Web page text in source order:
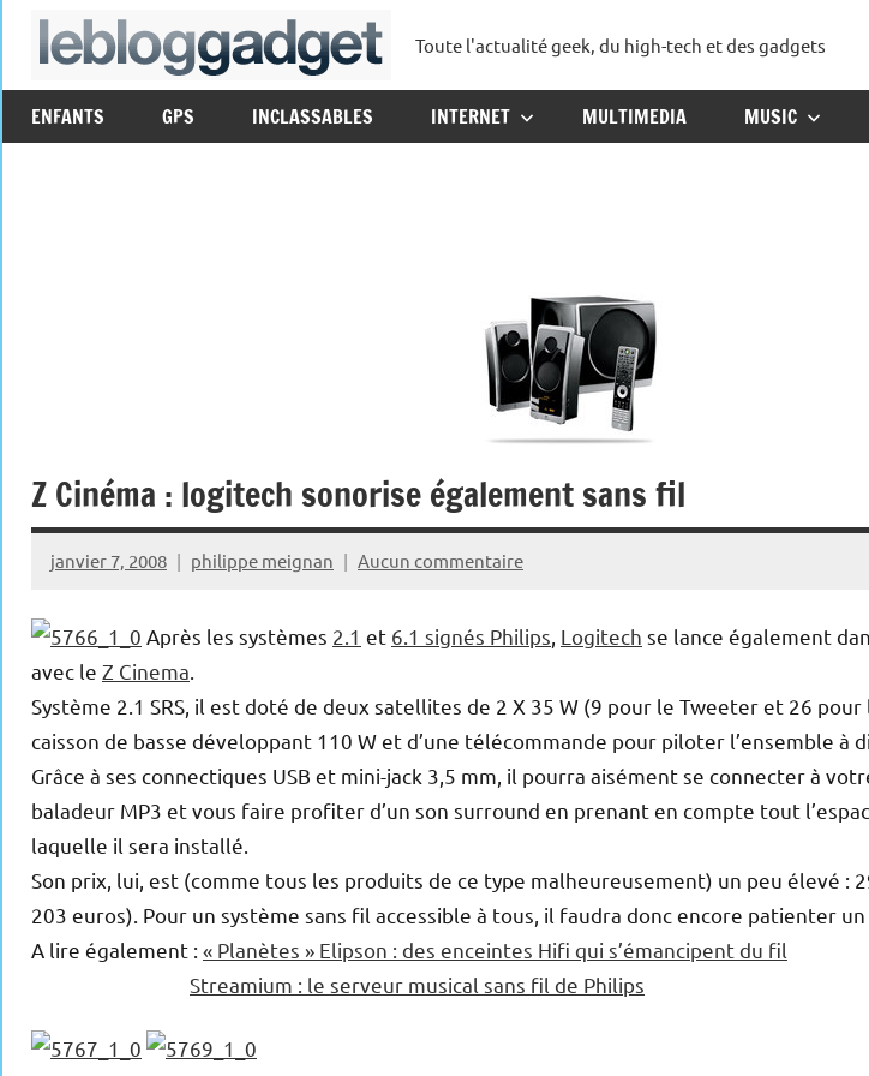
Aller
lebloggadget
Toute l'actualité geek, du high-tech et des gadgets
ENFANTS GPS INCLASSABLES INTERNET MULTIMEDIA MUSIC
Z Cinéma : logitech sonorise également sans fil
janvier 7, 2008 philippe meignan Aucun commentaire
Après les systèmes 2.1 et 6.1 signés Philips Logitech se lance également
avec le Z Cinema
Système 2.1 SRS, il est doté de deux satellites de 2 X 35 W (9 pour le Tweeter et 26 pour
caisson de basse développant 110 W et d’une télécommande pour piloter l’ensemble à
Grâce à ses connectiques USB et mini-jack 3,5 mm, il pourra aisément se connecter à
baladeur MP3 et vous faire profiter d’un son surround en prenant en compte tout
laquelle il sera installé.
Son prix, lui, est (comme tous les produits de ce type malheureusement) un peu élevé :
203 euros). Pour un système sans fil accessible à tous, il faudra donc encore patienter un
A lire également : « Planètes » Elipson : des enceintes Hifi qui s’émancipent du fil
Streamium : le serveur musical sans fil de Philips